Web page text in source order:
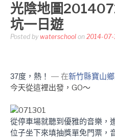
光陰地圖
坑一日遊
Posted by waterschool on 2014-07-
37度，熱！ — 在新竹縣寶山
今天從這裡出發，GO～
從停車場就聽到優雅的音樂，
位子坐下來填抽獎單免門票，